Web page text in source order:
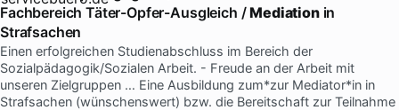
Fachbereich Täter-Opfer-Ausgleich /Mediationin
Strafsachen
Einen erfolgreichen Studienabschluss im Bereich der
Sozialpädagogik/Sozialen Arbeit. - Freude an der Arbeit mit
unseren Zielgruppen … Eine Ausbildung zum*zur Mediator*in in
Strafsachen (wünschenswert) bzw. die Bereitschaft zur Teilnahme